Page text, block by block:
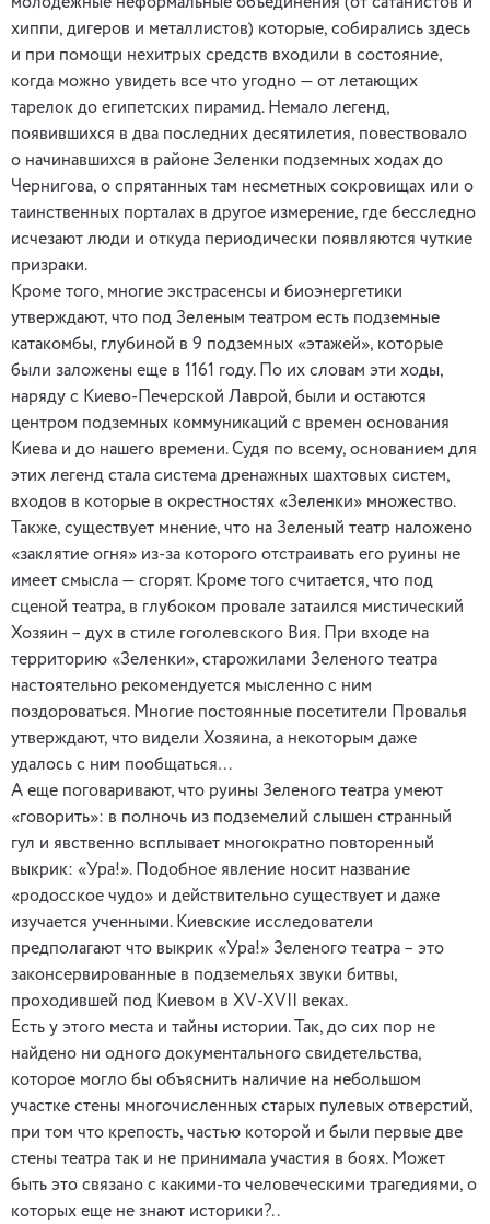
хиппи, дигеров и металлистов) которые, собирались здесь
и при помощи нехитрых средств входили в состояние,
когда можно увидеть все что угодно — от летающих
тарелок до египетских пирамид. Немало легенд,
появившихся в два последних десятилетия, повествовало
о начинавшихся в районе Зеленки подземных ходах до
Чернигова, о спрятанных там несметных сокровищах или о
таинственных порталах в другое измерение, где бесследно
исчезают люди и откуда периодически появляются чуткие
призраки.
Кроме того, многие экстрасенсы и биоэнергетики
утверждают, что под Зеленым театром есть подземные
катакомбы, глубиной в 9 подземных «этажей», которые
были заложены еще в 1161 году. По их словам эти ходы,
наряду с Киево-Печерской Лаврой, были и остаются
центром подземных коммуникаций с времен основания
Киева и до нашего времени. Судя по всему, основанием для
этих легенд стала система дренажных шахтовых систем,
входов в которые в окрестностях «Зеленки» множество.
Также, существует мнение, что на Зеленый театр наложено
«заклятие огня» из-за которого отстраивать его руины не
имеет смысла — сгорят. Кроме того считается, что под
сценой театра, в глубоком провале затаился мистический
Хозяин – дух в стиле гоголевского Вия. При входе на
территорию «Зеленки», старожилами Зеленого театра
настоятельно рекомендуется мысленно с ним
поздороваться. Многие постоянные посетители Провалья
утверждают, что видели Хозяина, а некоторым даже
удалось с ним пообщаться…
А еще поговаривают, что руины Зеленого театра умеют
«говорить»: в полночь из подземелий слышен странный
гул и явственно всплывает многократно повторенный
выкрик: «Ура!». Подобное явление носит название
«родосское чудо» и действительно существует и даже
изучается ученными. Киевские исследователи
предполагают что выкрик «Ура!» Зеленого театра – это
законсервированные в подземельях звуки битвы,
проходившей под Киевом в XV-XVII веках.
Есть у этого места и тайны истории. Так, до сих пор не
найдено ни одного документального свидетельства,
которое могло бы объяснить наличие на небольшом
участке стены многочисленных старых пулевых отверстий,
при том что крепость, частью которой и были первые две
стены театра так и не принимала участия в боях. Может
быть это связано с какими-то человеческими трагедиями, о
которых еще не знают историки?..